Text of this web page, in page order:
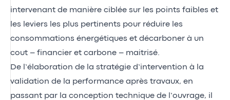
intervenant de manière ciblée sur les points faibles et
les leviers les plus pertinents pour réduire les
consommations énergétiques et décarboner à un
cout – financier et carbone – maitrisé.
De l’élaboration de la stratégie d’intervention à la
validation de la performance après travaux, en
passant par la conception technique de l’ouvrage, il